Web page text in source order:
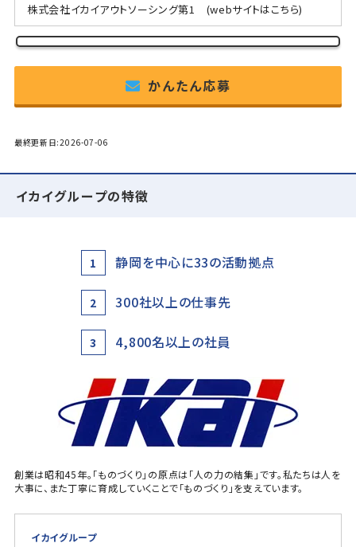
株式会社イカイアウトソーシング第1 (webサイトはこちら)
かんたん応募
最終更新日:2026-07-06
イカイグループの特徴
1 静岡を中心に33の活動拠点
2 300社以上の仕事先
3 4,800名以上の社員
創業は昭和45年。「ものづくり」の原点は「人の力の結集」です。私たちは人を
大事に、また丁寧に育成していくことで「ものづくり」を支えています。
イカイグループ